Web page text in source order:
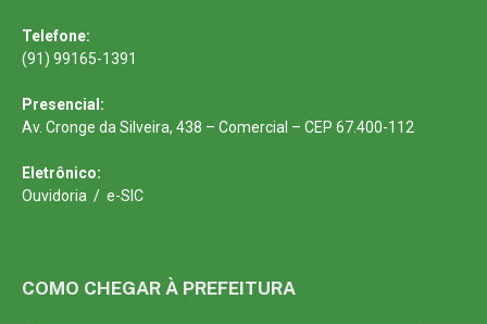
Telefone:
(91) 99165-1391
Presencial:
Av. Cronge da Silveira, 438 – Comercial – CEP 67.400-112
Eletrônico:
Ouvidoria / e-SIC
COMO CHEGAR À PREFEITURA